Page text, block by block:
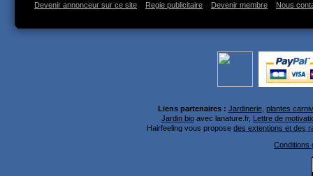
Devenir annonceur sur ce site Regie publicitaire Devenir membre Nous
Liens partenaires : Jardinerie, plantes
Jardin bio avec lanature.fr, Lettre de
Hairfeeling vous propose des extentions et des
Conditions